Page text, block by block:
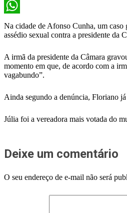
X
WhatsApp
Na cidade de Afonso Cunha, um
assédio sexual contra a presidente da
A irmã da presidente da Câmara
momento em que, de acordo com a
vagabundo”.
Ainda segundo a denúncia, Floriano
Júlia foi a vereadora mais votada do
Deixe um comentário
O seu endereço de e-mail não será